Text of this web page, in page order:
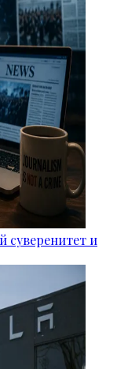
суверенитет и